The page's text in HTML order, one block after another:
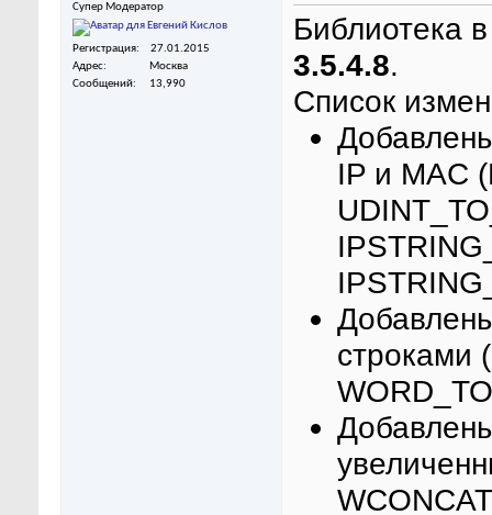
Супер Модератор
Регистрация
27.01.2015
Адрес
Москва
Сообщений
13,990
Библиотека
3.5.4.8.
Список
IP и MAC
строками